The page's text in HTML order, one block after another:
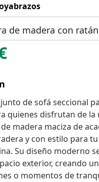
de madera con
de sofá seccional
quienes disfrutan de la
madera maciza de
y con estilo para
Su diseño moderno
exterior, creando
o momentos de